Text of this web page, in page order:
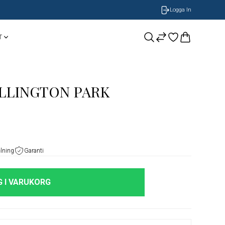
Logga In
GUESS
NOBEL by BILLGREN
PARK
Garanti
I VARUKORG